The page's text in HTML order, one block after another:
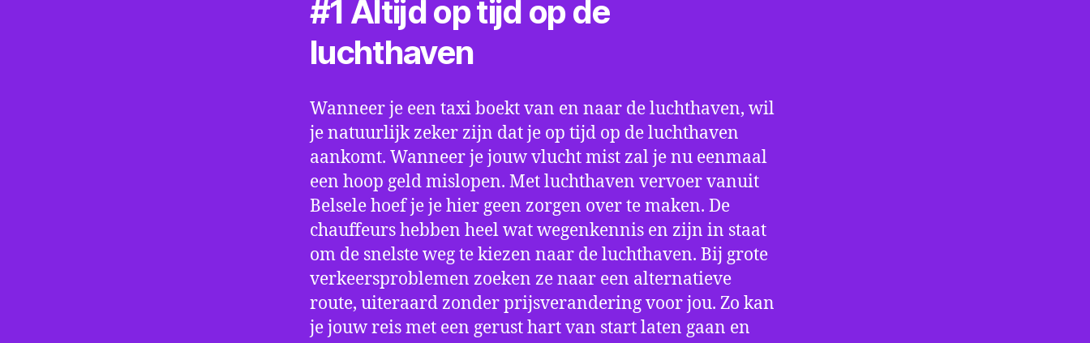
#1 Altijd op tijd op de
luchthaven
Wanneer je een taxi boekt van en naar de luchthaven, wil
je natuurlijk zeker zijn dat je op tijd op de luchthaven
aankomt. Wanneer je jouw vlucht mist zal je nu eenmaal
een hoop geld mislopen. Met luchthaven vervoer vanuit
Belsele hoef je je hier geen zorgen over te maken. De
chauffeurs hebben heel wat wegenkennis en zijn in staat
om de snelste weg te kiezen naar de luchthaven. Bij grote
verkeersproblemen zoeken ze naar een alternatieve
route, uiteraard zonder prijsverandering voor jou. Zo kan
je jouw reis met een gerust hart van start laten gaan en